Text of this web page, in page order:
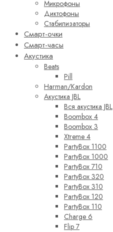
Микрофоны
Диктофоны
Стабилизаторы
Смарт-очки
Смарт-часы
Акустика
Beats
Pill
Harman/Kardon
Акустика JBL
Вся акустика JBL
Boombox 4
Boombox 3
Xtreme 4
PartyBox 1100
PartyBox 1000
PartyBox 710
PartyBox 320
PartyBox 310
PartyBox 120
PartyBox 110
Charge 6
Flip 7